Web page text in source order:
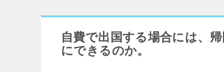
自費で出国する場合には、
にできるのか。